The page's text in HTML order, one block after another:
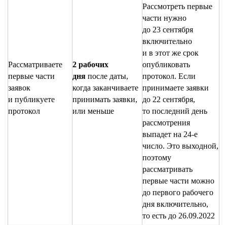
Рассматриваете
первые части
заявок
и публикуете
протокол
2 рабочих
дня после даты,
когда заканчиваете
принимать заявки,
или меньше
Рассмотреть первые
части нужно
до 23 сентября
включительно
и в этот же срок
опубликовать
протокол. Если
принимаете заявки
до 22 сентября,
то последний день
рассмотрения
выпадет на 24-е
число. Это выходной,
поэтому
рассматривать
первые части можно
до первого рабочего
дня включительно,
то есть до 26.09.2022